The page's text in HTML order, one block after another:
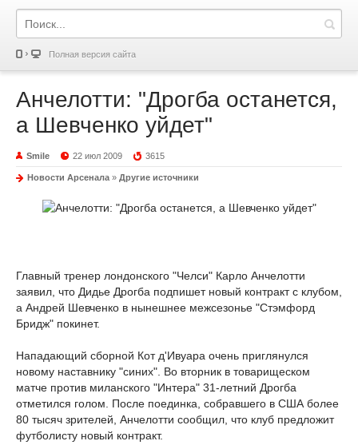
Полная версия сайта
Анчелотти: "Дрогба останется,
а Шевченко уйдет"
Smile 22 июл 2009 3615
Новости Арсенала » Другие источники
Главный тренер лондонского "Челси" Карло Анчелотти
заявил, что Дидье Дрогба подпишет новый контракт с клубом,
а Андрей Шевченко в нынешнее межсезонье "Стэмфорд
Бридж" покинет.
Нападающий сборной Кот д'Ивуара очень приглянулся
новому наставнику "синих". Во вторник в товарищеском
матче против миланского "Интера" 31-летний Дрогба
отметился голом. После поединка, собравшего в США более
80 тысяч зрителей, Анчелотти сообщил, что клуб предложит
футболисту новый контракт.